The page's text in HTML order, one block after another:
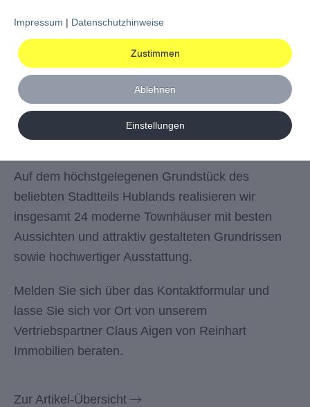
Impressum | Datenschutzhinweise
Zustimmen
Ablehnen
Einstellungen
Vertriebspartner Claus Aigen von Reinhart
Immobilien hat unser Geschäftsführer Michael
Nagel und das ganze Team tatkräftig „geschaufelt“.
Unter den ca 50 Gästen waren Verantwortliche der
Stadt Würzburg und zahlreiche Käufer, die sich
darauf freuen, dass wir noch im April der
Townhäuser starten.
Auf dem höchstgelegenen Grundstück des
beliebten Stadtteils Hublands realisieren wir
insgesamt 24 moderne Townhäuser mit besten
Aussichten und attraktiv gestalteten Grundrissen
sowie hochwertiger Ausstattung.
Melden Sie sich über das Kontaktformular und
lasse Sie sich vor Ort von unserem
Vertriebspartner Claus Aigen von Reinhart
Immobilien beraten.
Zur Artikel-Übersicht